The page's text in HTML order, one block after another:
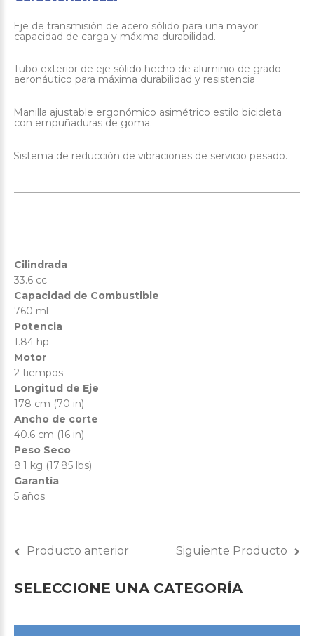
Eje de transmisión de acero sólido para una mayor
capacidad de carga y máxima durabilidad.
Tubo exterior de eje sólido hecho de aluminio de grado
aeronáutico para máxima durabilidad y resistencia
Manilla ajustable ergonómico asimétrico estilo bicicleta
con empuñaduras de goma.
Sistema de reducción de vibraciones de servicio pesado.
Cilindrada
33.6 cc
Capacidad de Combustible
760 ml
Potencia
1.84 hp
Motor
2 tiempos
Longitud de Eje
178 cm (70 in)
Ancho de corte
40.6 cm (16 in)
Peso Seco
8.1 kg (17.85 lbs)
Garantía
5 años
Producto anterior Siguiente Producto
SELECCIONE UNA CATEGORÍA